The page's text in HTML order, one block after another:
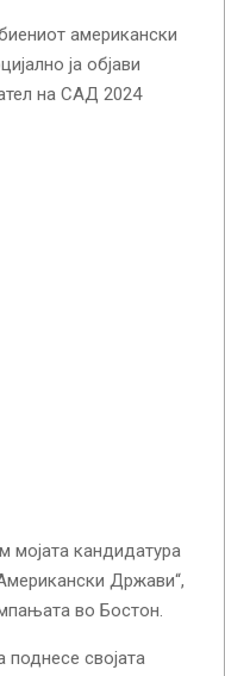
американски
ја објави
на САД 2024
мојата кандидатура
Држави“,
во Бостон.
поднесе својата